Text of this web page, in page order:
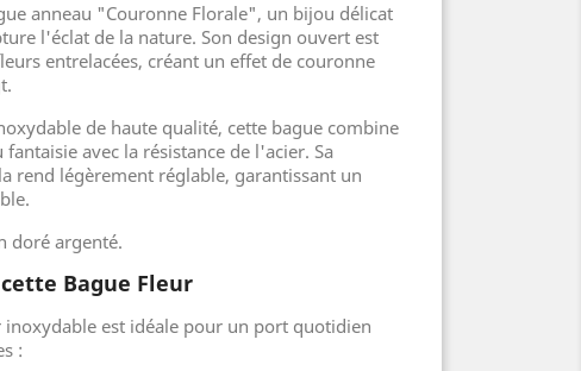
anneau "Couronne Florale", un bijou délicat
l'éclat de la nature. Son design ouvert est
entrelacées, créant un effet de couronne
de haute qualité, cette bague combine
avec la résistance de l'acier. Sa
rend légèrement réglable, garantissant un
doré argenté.
Bague Fleur
inoxydable est idéale pour un port quotidien
: